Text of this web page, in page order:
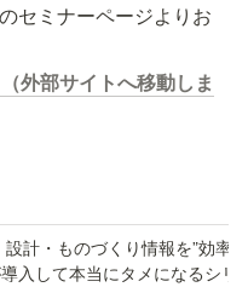
セミナーページよりお
外部サイトへ移動しま
設計・ものづくり情報を”効率
入して本当にタメになるシリ